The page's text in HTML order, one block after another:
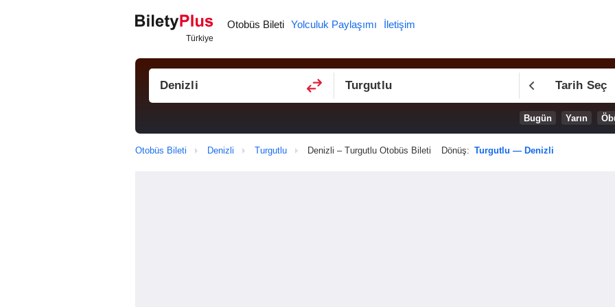
Otobüs Bileti Yolculuk Paylaşımı İletişim
Tarih Seç
Bugün Yarın
Otobüs Bileti Denizli Turgutlu Denizli – Turgutlu Otobüs Bileti Dönüş: Turgutlu — Denizli